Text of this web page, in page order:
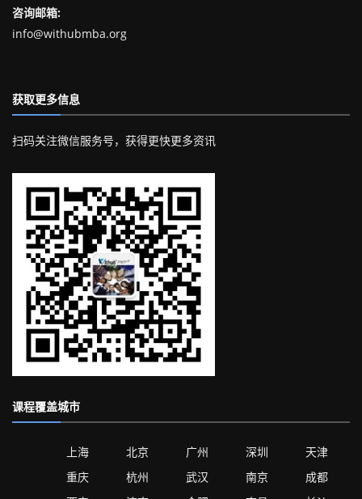
咨询邮箱:
info@withubmba.org
获取更多信息
扫码关注微信服务号，获得更快更多资讯
课程覆盖城市
上海 北京 广州 深圳
天津
重庆
杭州 武汉 南京
成都